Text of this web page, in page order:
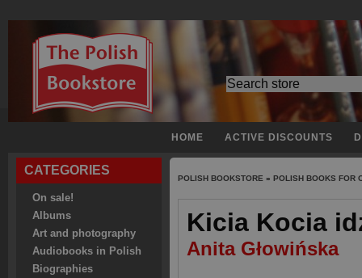
HOME ACTIVE DISCOUNTS
CATEGORIES
On sale!
Albums
Art and photography
Audiobooks in Polish
Biographies
POLISH BOOKSTORE » POLISH BOOKS FOR
Kicia Kocia
Anita Głowińska